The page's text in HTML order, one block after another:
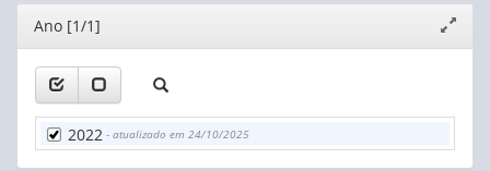
42. Avá-Canoeiro
43. Awa Guajá
44. Aweti
45. Awuara
46. Baenã
47. Bakairi
Editor
janela
Ano [1/1]
2022 - atualizado em 24/10/2025